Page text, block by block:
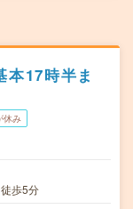
本17時半ま
休み
歩5分